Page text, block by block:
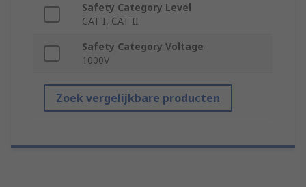
Safety Category Level
CAT I, CAT II
Safety Category Voltage
1000V
Zoek vergelijkbare producten